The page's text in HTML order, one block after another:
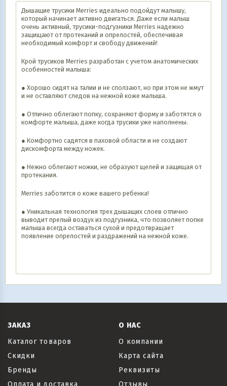
Дышащие трусики Merries идеально подойдут малышу,
который начинает активно двигаться. Даже если малыш
очень активный, трусики-подгузники Merries надежно
защищают от протеканий и опрелостей, обеспечивая
необходимый комфорт и свободу движений!
Крой трусиков Merries разработан с учетом анатомических
особенностей малыша:
● Хорошо сидят на талии и не сползают, но при этом не жмут
и не оставляют следов на нежной коже малыша.
● Отлично облегают попку, сохраняют форму и заботятся о
комфорте малыша, даже когда трусики уже наполнены.
● Комфортно садятся в паховой области и не создают
дискомфорта между ножек.
● Нежно облегают ножки, не образуют щелей и защищая от
протекания.
Merries заботится о коже вашего ребенка!
● Уникальная технология трех дышащих слоев отлично
выводит прелый воздух из подгузника, что позволяет попке
малыша всегда оставаться сухой и предотвращает
появление опрелостей и раздражений на нежной коже.
ЗАКАЗ
Каталог товаров
Скидки
Бренды
Оплата и доставка
О НАС
О компании
Карта сайта
Реквизиты
Отзывы